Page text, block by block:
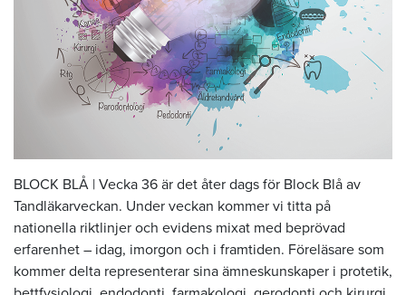
BLOCK BLÅ | Vecka 36 är det åter dags för Block Blå av
Tandläkarveckan. Under veckan kommer vi titta på
nationella riktlinjer och evidens mixat med beprövad
erfarenhet – idag, imorgon och i framtiden. Föreläsare som
kommer delta representerar sina ämneskunskaper i protetik,